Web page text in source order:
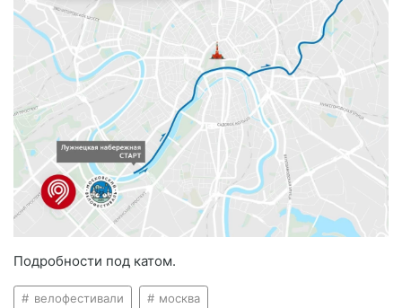
Подробности под катом.
велофестивали москва